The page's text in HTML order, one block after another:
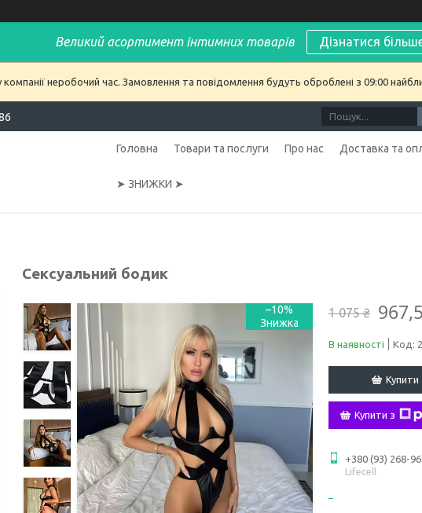
Великий асортимент інтимних товарів Дізнатися
компанії неробочий час. Замовлення та повідомлення будуть оброблені з 09:00
Головна Товари та послуги Про нас Доставка та
➤ ЗНИЖКИ ➤
Сексуальний бодик
–10% 1 075 ₴
В наявності Код:
Купити
Купити з
+380 (93) 268-
Lifecell